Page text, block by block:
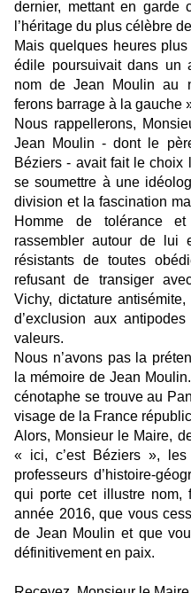
dernier, mettant en garde
l’héritage du plus célèbre
Mais quelques heures
édile poursuivait dans un
nom de Jean Moulin au
ferons barrage à la gauche
Nous rappellerons,
Jean Moulin - dont le
Béziers - avait fait le choix
se soumettre à une
division et la fascination
Homme de tolérance
rassembler autour de lui
résistants de toutes
refusant de transiger
Vichy, dictature
d’exclusion aux
valeurs.
Nous n’avons pas la
la mémoire de Jean
cénotaphe se trouve au
visage de la France
Alors, Monsieur le Maire,
« ici, c’est Béziers »,
professeurs d’histoire-
qui porte cet illustre
année 2016, que vous
de Jean Moulin et que
définitivement en paix.